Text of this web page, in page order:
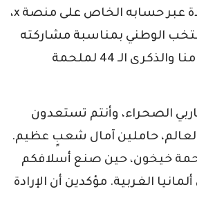
ونشر ناصري تغريدة عبر حسابه الخاص على منصة x،
الوطني بمناسبة مشاركته
في كأس العالم، تزامنا والذكرى الـ 44 لملحمة
الصحراء، وأنتم تستعدون
حاملين آمال شعبٍ عظيم.
خيخون، حين صنع أسلافكم
الغربية. مؤكدين أن الإرادة